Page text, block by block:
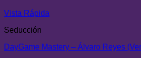
Vista Rápida
Seducción
DayGame Mastery – Álvaro Reyes